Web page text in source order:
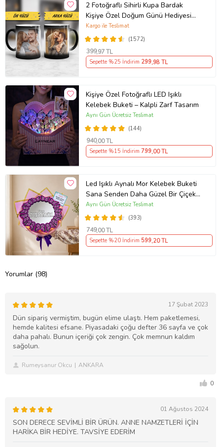
2 Fotoğraflı Sihirli Kupa Bardak
Kişiye Özel Doğum Günü Hediyesi
Sevgiliye Hediye Anneye Babaya
Ablaya Abiye Kız Erkek Kardeşe
Arkadaşa Resimli Günü Yıl Dönümü
Hediyesi
(1572)
Kargo ile Teslimat
399,97 TL
Sepette %25 İndirim 299,98 TL
Kişiye Özel Fotoğraflı LED Işıklı
Kelebek Buketi – Kalpli Zarf Tasarım
(144)
Aynı Gün Ücretsiz Teslimat
940,00 TL
Sepette %15 İndirim 799,00 TL
Led Işıklı Aynalı Mor Kelebek Buketi
Sana Senden Daha Güzel Bir Çiçek
Bulamadım Ayna Buket Sevgiliye
Hediye
(393)
Aynı Gün Ücretsiz Teslimat
749,00 TL
Sepette %20 İndirim 599,20 TL
Yorumlar (98)
17 Şubat 2023
Dün sipariş vermiştim, bugün elime ulaştı. Hem paketlemesi,
hemde kalitesi efsane. Piyasadaki çoğu defter 36 sayfa ve çok
daha pahalı. Bunun içeriği çok zengin. Çok memnun kaldım
sağolun.
Rumeysanur Okcu ANKARA
0
01 Ağustos 2024
SON DERECE SEVİMLİ BİR ÜRÜN. ANNE NAMZETLERİ İÇİN
HARİKA BİR HEDİYE. TAVSİYE EDERİM